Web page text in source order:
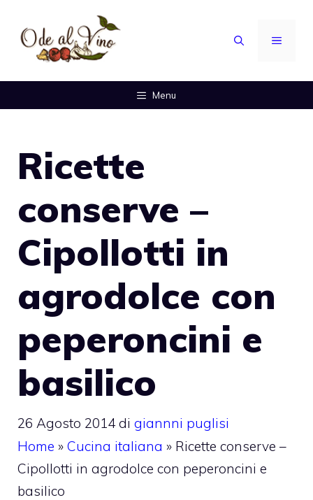
contenuto
MENU
Menu
Ricette
conserve –
Cipollotti in
agrodolce con
peperoncini e
basilico
26 Agosto 2014 di giannni puglisi
Home » Cucina italiana » Ricette conserve –
Cipollotti in agrodolce con peperoncini e
basilico